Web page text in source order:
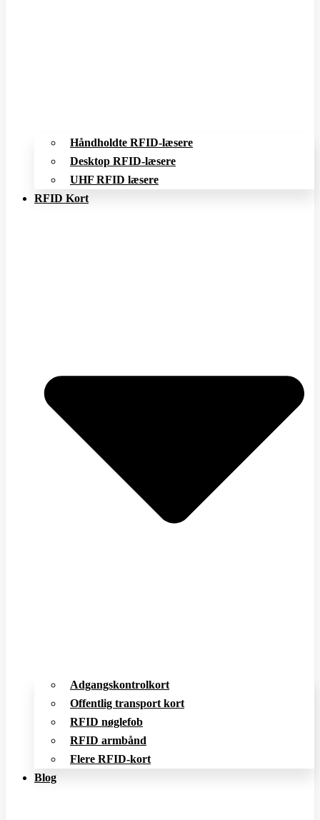
Håndholdte RFID-læsere
Desktop RFID-læsere
UHF RFID læsere
RFID Kort
Adgangskontrolkort
Offentlig transport kort
RFID nøglefob
RFID armbånd
Flere RFID-kort
Blog